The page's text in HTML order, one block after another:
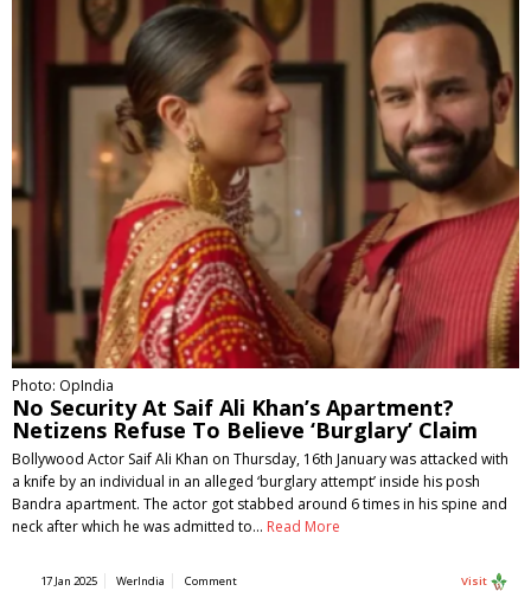
Photo: OpIndia
No Security At Saif Ali Khan’s Apartment?
Netizens Refuse To Believe ‘Burglary’ Claim
Bollywood Actor Saif Ali Khan on Thursday, 16th January was attacked with
a knife by an individual in an alleged ‘burglary attempt’ inside his posh
Bandra apartment. The actor got stabbed around 6 times in his spine and
neck after which he was admitted to… Read More
17 Jan 2025 WerIndia Comment Visit